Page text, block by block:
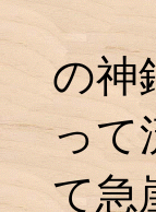
の神
って
て急